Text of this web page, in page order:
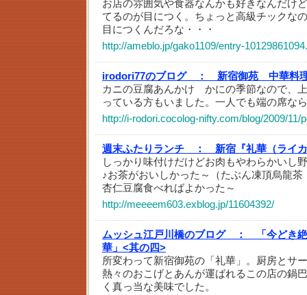
お店の雰囲気や食器なんかも好きなんだけ
てるのが目につく。ちょっと高級チックな
目につくんだろな・・・
http://ameblo.jp/gako1109/entry-
irodori77のブログ ：
新宿御苑 中華料
カニの豆腐あんかけ かにの季節なので、
っている方もいました。一人でも端の席な
http://i-rodori.cocolog-nifty.com/blog/2009/11/
週末ふたりランチ ：
新宿『礼華（ライ
しっかり味付けだけどお肉もやわらかいし
♪お茶がおいしかった～（たぶん凍頂烏龍
杏仁豆腐食べればよかった～
http://meeeem603.exblog.jp/11604392/
ムッシュ江戸川橋のブログ ：
「今ど
華」<其の四>
所変わって新宿御苑の「礼華」。厨房とサ
熱々のおこげとあんが運ばれるこの店の鍋
く真っ当な美味でした。